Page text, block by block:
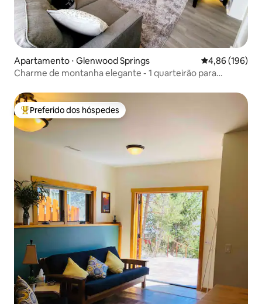
Apartamento ⋅ Glenwood Springs 4,86 de uma
4,86 (196)
Charme de montanha elegante - 1 quarteirão para
Entre os melhores preferidos dos hóspedes
Preferido dos hóspedes